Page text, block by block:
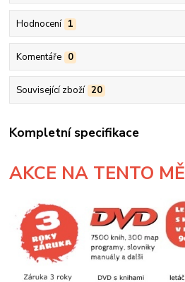
Hodnocení 1
Komentáře 0
Související zboží 20
Kompletní specifikace
AKCE NA TENTO